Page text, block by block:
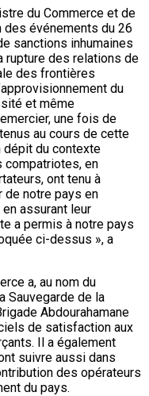
du Commerce et de
des événements du 26
sanctions inhumaines
rupture des relations de
des frontières
du
et même
une fois de
au cours de cette
du contexte
compatriotes, en
ont tenu à
de notre pays en
assurant leur
a permis à notre pays
ci-dessus », a
a, au nom du
Sauvegarde de la
Abdourahamane
de satisfaction aux
Il a également
suivre aussi dans
des opérateurs
du pays.